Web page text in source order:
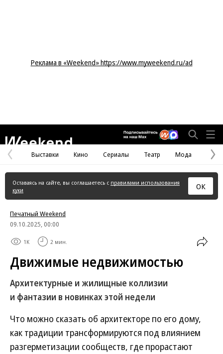
Реклама в «Weekend» https://www.myweekend.ru/ad
Предыдущая
страница
Выставки Кино Сериалы Театр Мода
Оставаясь на сайте, вы соглашаетесь с правилами использования
куки
ОК
Печатный Weekend
09.10.2025, 00:00
1K 2 мин.
Движимые недвижимостью
Архитектурные и жилищные коллизии
и фантазии в новинках этой недели
Что можно сказать об архитекторе по его дому,
как традиции трансформируются под влиянием
разгерметизации сообществ, где прорастают